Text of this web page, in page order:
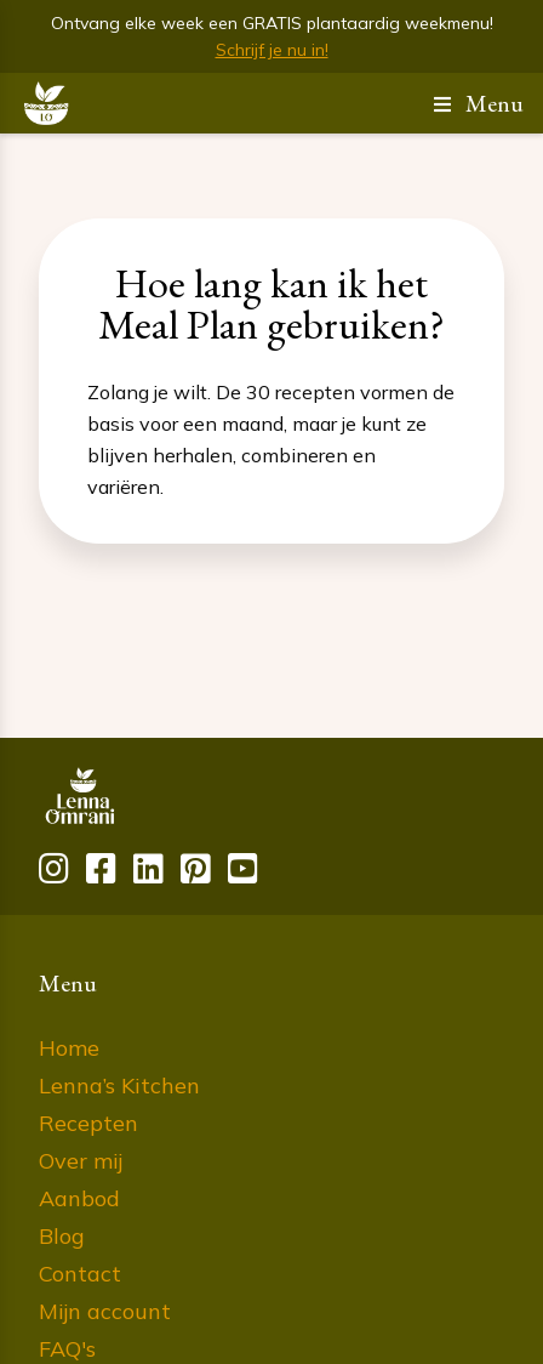
Ontvang elke week een GRATIS plantaardig weekmenu!
Schrijf je nu in!
Menu
Hoe lang kan ik het
Meal Plan gebruiken?
Zolang je wilt. De 30 recepten vormen de
basis voor een maand, maar je kunt ze
blijven herhalen, combineren en
variëren.
Menu
Home
Lenna’s Kitchen
Recepten
Over mij
Aanbod
Blog
Contact
Mijn account
FAQ's